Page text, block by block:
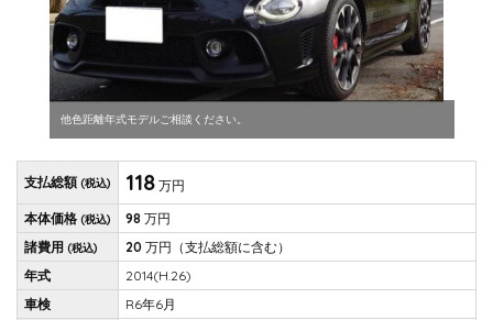
他色距離年式モデルご相談ください。
支払総額 (税込) 118 万円
本体価格 (税込) 98 万円
諸費用 (税込) 20 万円 （支払総額に含む）
年式
2014(H.26)
車検
R6年6月